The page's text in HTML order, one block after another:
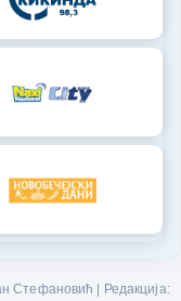
Стефановић | Редакција: